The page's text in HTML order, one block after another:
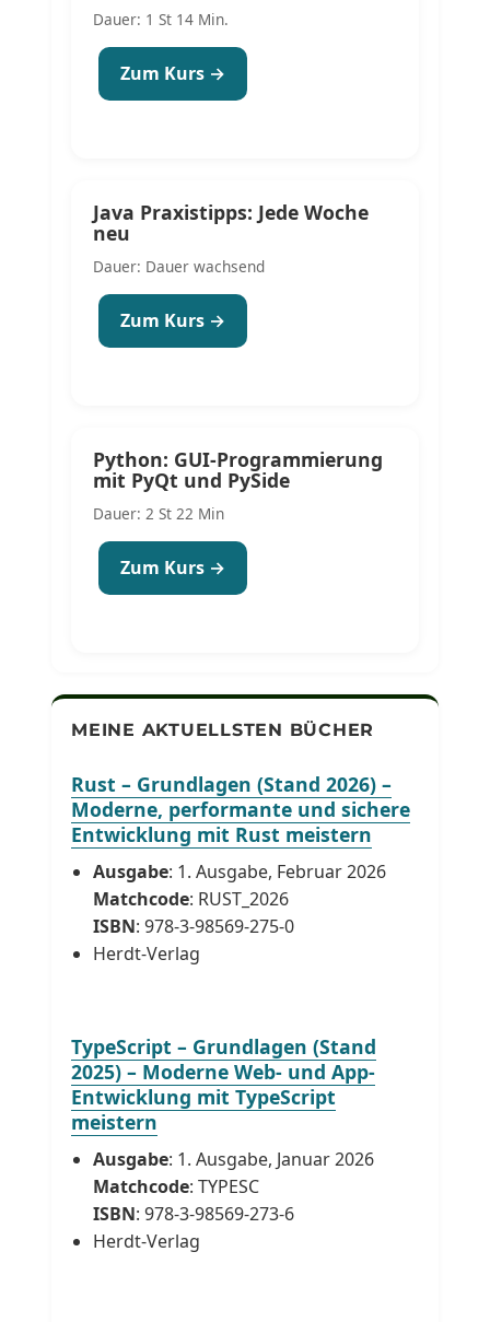
Dauer: 1 St 14 Min.
Zum Kurs →
Java Praxistipps: Jede Woche
neu
Dauer: Dauer wachsend
Zum Kurs →
Python: GUI-Programmierung
mit PyQt und PySide
Dauer: 2 St 22 Min
Zum Kurs →
MEINE AKTUELLSTEN BÜCHER
Rust – Grundlagen (Stand 2026) –
Moderne, performante und sichere
Entwicklung mit Rust meistern
Ausgabe: 1. Ausgabe, Februar 2026
Matchcode: RUST_2026
ISBN: 978-3-98569-275-0
Herdt-Verlag
TypeScript – Grundlagen (Stand
2025) – Moderne Web- und App-
Entwicklung mit TypeScript
meistern
Ausgabe: 1. Ausgabe, Januar 2026
Matchcode: TYPESC
ISBN: 978-3-98569-273-6
Herdt-Verlag